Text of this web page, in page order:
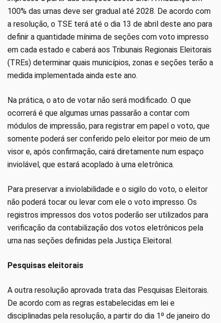
100% das urnas deve ser gradual até 2028. De acordo com
a resolução, o TSE terá até o dia 13 de abril deste ano para
definir a quantidade mínima de seções com voto impresso
em cada estado e caberá aos Tribunais Regionais Eleitorais
(TREs) determinar quais municípios, zonas e seções terão a
medida implementada ainda este ano.
Na prática, o ato de votar não será modificado. O que
ocorrerá é que algumas urnas passarão a contar com
módulos de impressão, para registrar em papel o voto, que
somente poderá ser conferido pelo eleitor por meio de um
visor e, após confirmação, cairá diretamente num espaço
inviolável, que estará acoplado à urna eletrônica.
Para preservar a inviolabilidade e o sigilo do voto, o eleitor
não poderá tocar ou levar com ele o voto impresso. Os
registros impressos dos votos poderão ser utilizados para
verificação da contabilização dos votos eletrônicos pela
urna nas seções definidas pela Justiça Eleitoral.
Pesquisas eleitorais
A outra resolução aprovada trata das Pesquisas Eleitorais.
De acordo com as regras estabelecidas em lei e
disciplinadas pela resolução, a partir do dia 1º de janeiro do